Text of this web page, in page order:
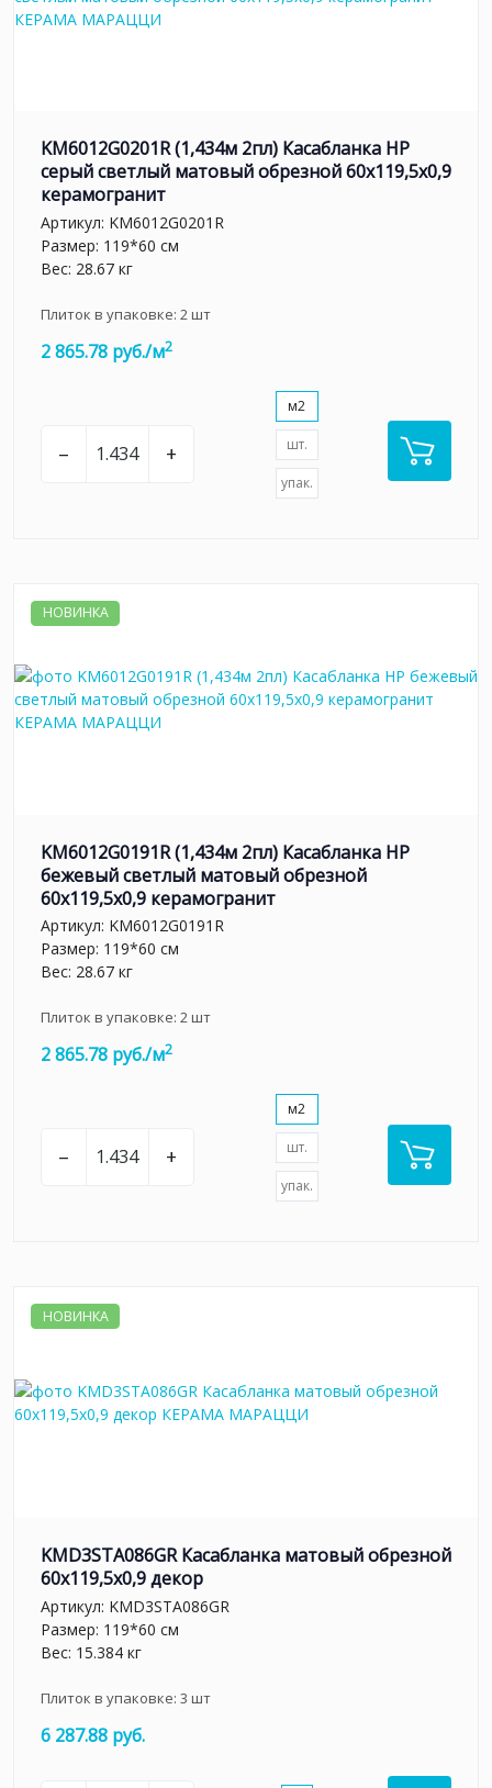
KM6012G0201R (1,434м 2пл) Касабланка HP
серый светлый матовый обрезной 60x119,5x0,9
керамогранит
Артикул: KM6012G0201R
Размер: 119*60 см
Вес: 28.67 кг
Плиток в упаковке: 2шт
2 865.78 руб./м2
– +
м2
шт.
упак.
НОВИНКА
KM6012G0191R (1,434м 2пл) Касабланка HP
бежевый светлый матовый обрезной
60x119,5x0,9 керамогранит
Артикул: KM6012G0191R
Размер: 119*60 см
Вес: 28.67 кг
Плиток в упаковке: 2шт
2 865.78 руб./м2
– +
м2
шт.
упак.
НОВИНКА
KMD3STA086GR Касабланка матовый обрезной
60x119,5x0,9 декор
Артикул: KMD3STA086GR
Размер: 119*60 см
Вес: 15.384 кг
Плиток в упаковке: 3 шт
6 287.88 руб.